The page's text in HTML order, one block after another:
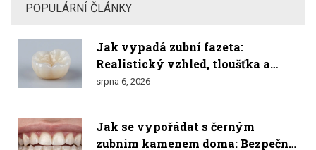
POPULÁRNÍ ČLÁNKY
Jak vypadá zubní fazeta:
Realistický vzhled, tloušťka a
srovnání s přírodními zuby
srpna 6, 2026
Jak se vypořádat s černým
zubním kamenem doma: Bezpečné